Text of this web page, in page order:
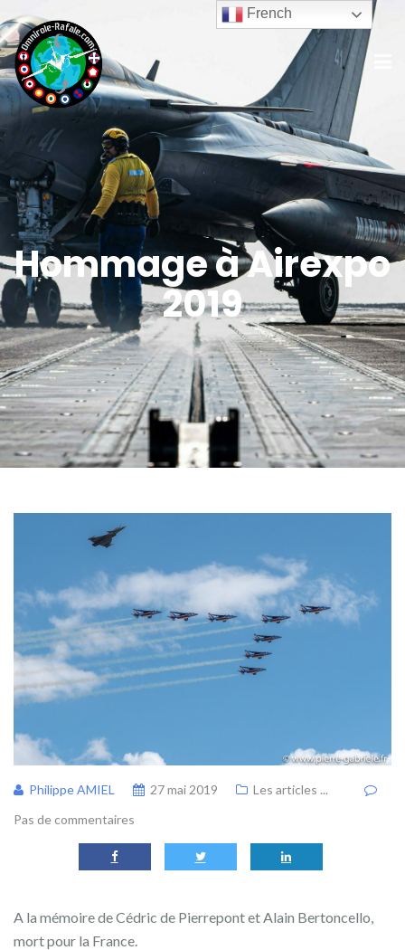
Hommage à Airexpo
2019
Philippe AMIEL 27 mai 2019
Les articles ...
Pas de commentaires
A la mémoire de Cédric de Pierrepont et Alain Bertoncello,
mort pour la France.
French